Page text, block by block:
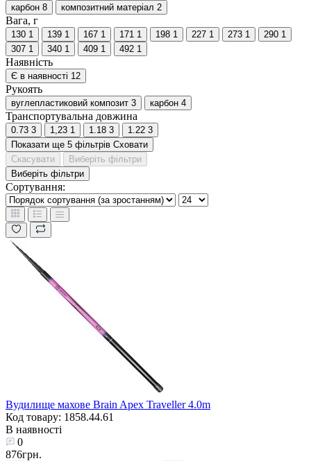
карбон 8 композитний матеріал 2
Вага, г
130 1 139 1 167 1 171 1 198 1 227 1 273 1 290 1
307 1 340 1 409 1 492 1
Наявність
Є в наявності 12
Рукоять
вуглепластиковий композит 3 карбон 4
Транспортувальна довжина
0.73 3 1,23 1 1.18 3 1.22 3
Показати ще 5 фільтрів Сховати
Скасувати
Виберіть фільтри
Виберіть фільтри
Сортування:
Вудилище махове Brain Apex Traveller 4.0m
Код товару: 1858.44.61
В наявності
0
876грн.